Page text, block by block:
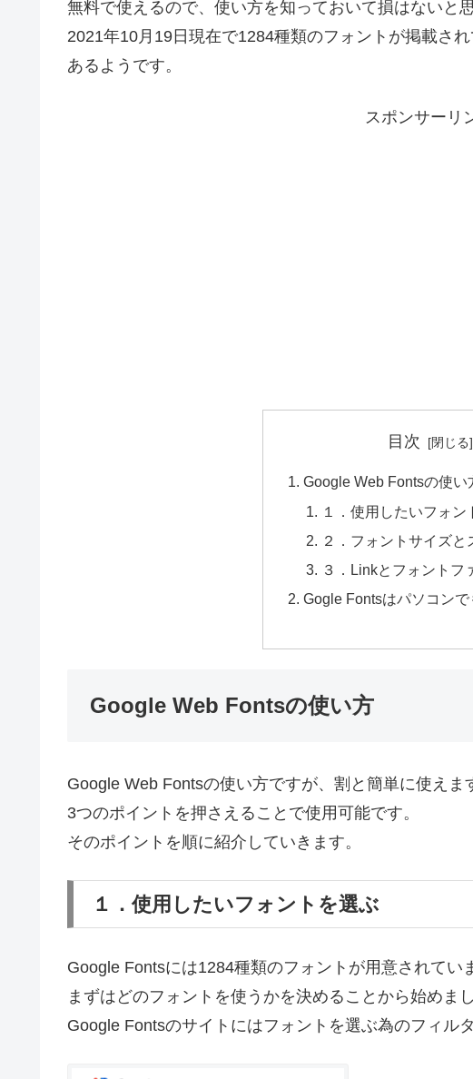
無料で使えるので、使い方を知っておいて損はないと思
2021年10月19日現在で1284種類のフォントが掲載さ
あるようです。
スポンサーリ
目次
Google Web Fontsの使い
１．使用したいフォン
２．フォントサイズと
３．Linkとフォントフ
Gogle Fontsはパソコン
Google Web Fontsの使い方
Google Web Fontsの使い方ですが、割と簡単に使えま
3つのポイントを押さえることで使用可能です。
そのポイントを順に紹介していきます。
１．使用したいフォントを選ぶ
Google Fontsには1284種類のフォントが用意されてい
まずはどのフォントを使うかを決めることから始めまし
Google Fontsのサイトにはフォントを選ぶ為のフィル